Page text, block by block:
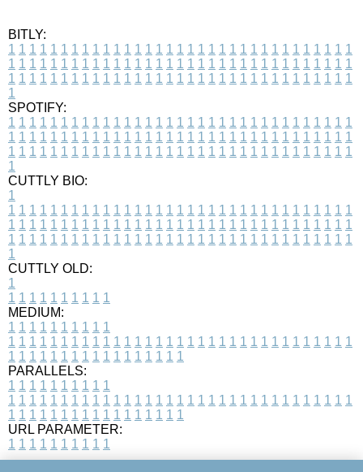
BITLY:
1 1 1 1 1 1 1 1 1 1 1 1 1 1 1 1 1 1 1 1 1 1 1 1 1 1 1 1 1 1 1 1 1
1 1 1 1 1 1 1 1 1 1 1 1 1 1 1 1 1 1 1 1 1 1 1 1 1 1 1 1 1 1 1 1 1
1 1 1 1 1 1 1 1 1 1 1 1 1 1 1 1 1 1 1 1 1 1 1 1 1 1 1 1 1 1 1 1 1
1
SPOTIFY:
1 1 1 1 1 1 1 1 1 1 1 1 1 1 1 1 1 1 1 1 1 1 1 1 1 1 1 1 1 1 1 1 1
1 1 1 1 1 1 1 1 1 1 1 1 1 1 1 1 1 1 1 1 1 1 1 1 1 1 1 1 1 1 1 1 1
1 1 1 1 1 1 1 1 1 1 1 1 1 1 1 1 1 1 1 1 1 1 1 1 1 1 1 1 1 1 1 1 1
1
CUTTLY BIO:
1
1 1 1 1 1 1 1 1 1 1 1 1 1 1 1 1 1 1 1 1 1 1 1 1 1 1 1 1 1 1 1 1 1
1 1 1 1 1 1 1 1 1 1 1 1 1 1 1 1 1 1 1 1 1 1 1 1 1 1 1 1 1 1 1 1 1
1 1 1 1 1 1 1 1 1 1 1 1 1 1 1 1 1 1 1 1 1 1 1 1 1 1 1 1 1 1 1 1 1
1
CUTTLY OLD:
1
1 1 1 1 1 1 1 1 1 1
MEDIUM:
1 1 1 1 1 1 1 1 1 1
1 1 1 1 1 1 1 1 1 1 1 1 1 1 1 1 1 1 1 1 1 1 1 1 1 1 1 1 1 1 1 1 1
1 1 1 1 1 1 1 1 1 1 1 1 1 1 1 1 1
PARALLELS:
1 1 1 1 1 1 1 1 1 1
1 1 1 1 1 1 1 1 1 1 1 1 1 1 1 1 1 1 1 1 1 1 1 1 1 1 1 1 1 1 1 1 1
1 1 1 1 1 1 1 1 1 1 1 1 1 1 1 1 1
URL PARAMETER:
1 1 1 1 1 1 1 1 1 1